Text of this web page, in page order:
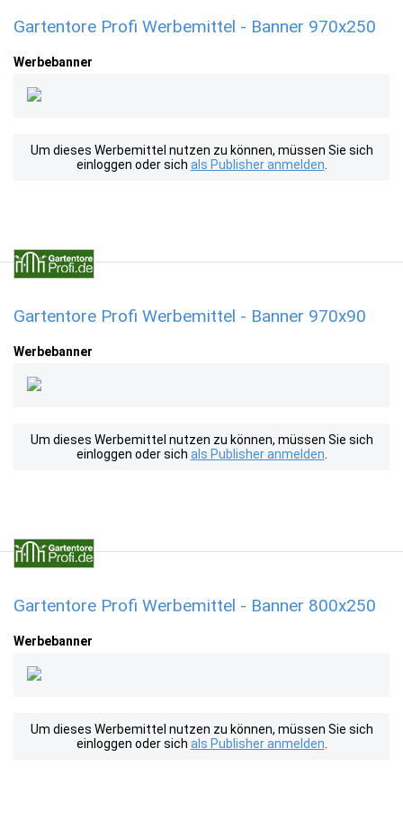
Gartentore Profi Werbemittel - Banner 970x250
Werbebanner
Um dieses Werbemittel nutzen zu können, müssen Sie sich
einloggen oder sich als Publisher anmelden
Gartentore Profi Werbemittel - Banner 970x90
Werbebanner
Um dieses Werbemittel nutzen zu können, müssen Sie sich
einloggen oder sich als Publisher anmelden
Gartentore Profi Werbemittel - Banner 800x250
Werbebanner
Um dieses Werbemittel nutzen zu können, müssen Sie sich
einloggen oder sich als Publisher anmelden